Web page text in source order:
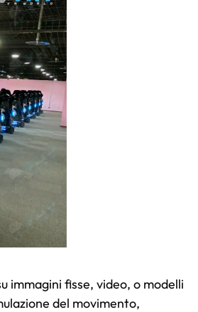
immagini fisse, video, o modelli
del movimento,